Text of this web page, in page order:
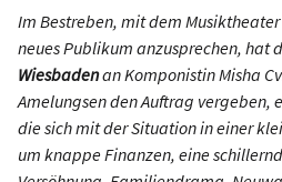
Im Bestreben, mit dem
neues Publikum anzusprechen, hat
Wiesbadenan Komponistin Misha
Amelungsen den Auftrag vergeben,
die sich mit der Situation in einer
um knappe Finanzen, eine